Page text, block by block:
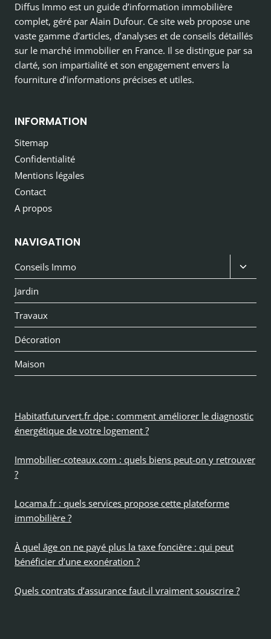
Diffus Immo est un guide d’information immobilière
complet, géré par Alain Dufour. Ce site web propose une
vaste gamme d’articles, d’analyses et de conseils détaillés
sur le marché immobilier en France. Il se distingue par sa
clarté, son impartialité et son engagement envers la
fourniture d’informations précises et utiles.
INFORMATION
Sitemap
Confidentialité
Mentions légales
Contact
A propos
NAVIGATION
Conseils Immo
le
menu
Jardin
Travaux
Décoration
Maison
Habitatfuturvert.fr dpe : comment améliorer le diagnostic
énergétique de votre logement ?
Immobilier-coteaux.com : quels biens peut-on y retrouver
?
Locama.fr : quels services propose cette plateforme
immobilière ?
À quel âge on ne payé plus la taxe foncière : qui peut
bénéficier d’une exonération ?
Quels contrats d’assurance faut-il vraiment souscrire ?